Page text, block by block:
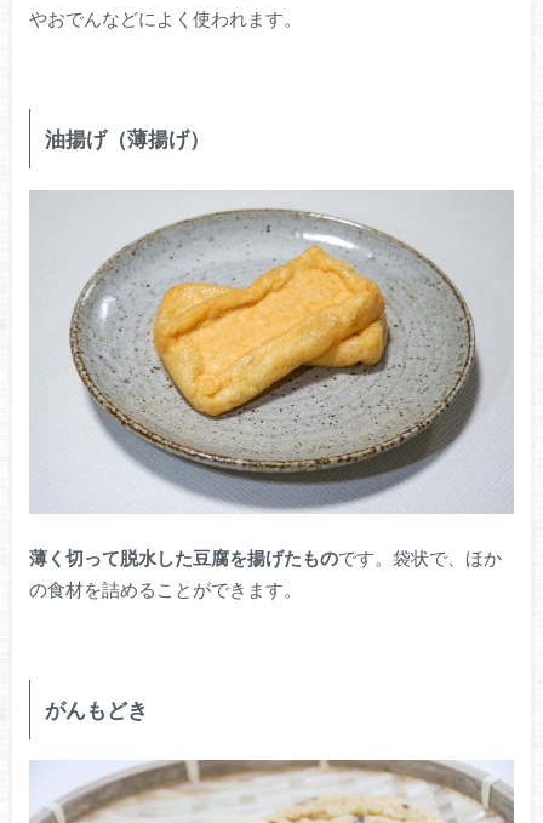
やおでんなどによく使われます。
油揚げ（薄揚げ）
薄く切って脱水した豆腐を揚げたものです。袋状で、ほか
の食材を詰めることができます。
がんもどき